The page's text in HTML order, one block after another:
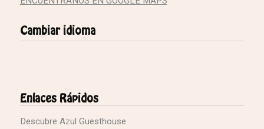
Cambiar idioma
Enlaces Rápidos
Descubre Azul Guesthouse